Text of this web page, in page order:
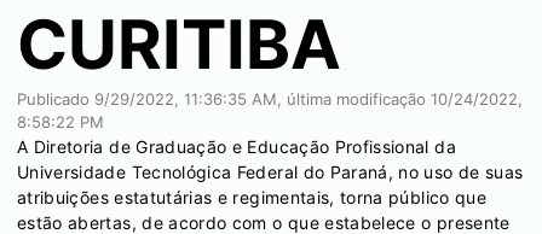
CURITIBA
Publicado 9/29/2022, 11:36:35 AM , última modificação 10/24/2022,
8:58:22 PM
A Diretoria de Graduação e Educação Profissional da
Universidade Tecnológica Federal do Paraná, no uso de suas
atribuições estatutárias e regimentais, torna público que
estão abertas, de acordo com o que estabelece o presente